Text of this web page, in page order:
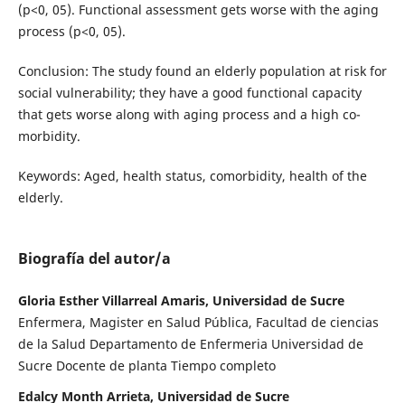
(p<0, 05). Functional assessment gets worse with the aging
process (p<0, 05).
Conclusion: The study found an elderly population at risk for
social vulnerability; they have a good functional capacity
that gets worse along with aging process and a high co-
morbidity.
Keywords: Aged, health status, comorbidity, health of the
elderly.
Biografía del autor/a
Gloria Esther Villarreal Amaris, Universidad de Sucre
Enfermera, Magister en Salud Pública, Facultad de ciencias
de la Salud Departamento de Enfermeria Universidad de
Sucre Docente de planta Tiempo completo
Edalcy Month Arrieta, Universidad de Sucre